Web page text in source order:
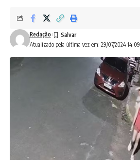
Atualizado pela última vez em: 29/07/2024 14:09
Redação